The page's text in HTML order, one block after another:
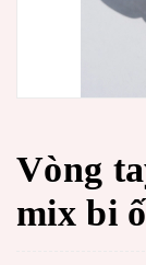
Vòng
mix bi